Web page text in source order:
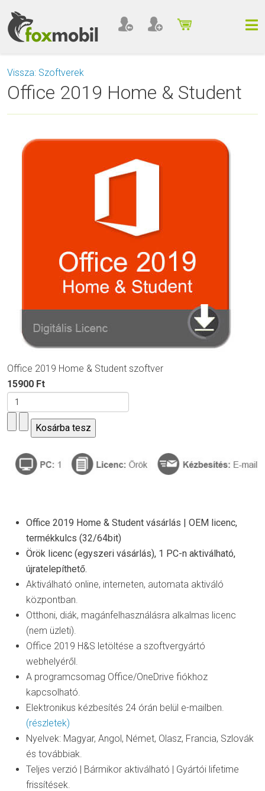
Vissza: Szoftverek
Office 2019 Home & Student
Office 2019 Home & Student szoftver
15900 Ft
Office 2019 Home & Student vásárlás | OEM licenc,
termékkulcs (32/64bit)
Örök licenc (egyszeri vásárlás), 1 PC-n aktiválható,
újratelepíthető.
Aktiválható online, interneten, automata aktiváló
központban.
Otthoni, diák, magánfelhasználásra alkalmas licenc
(nem üzleti).
Office 2019 H&S letöltése a szoftvergyártó
webhelyéről.
A programcsomag Office/OneDrive fiókhoz
kapcsolható.
Elektronikus kézbesítés 24 órán belül e-mailben.
(részletek)
Nyelvek: Magyar, Angol, Német, Olasz, Francia, Szlovák
és továbbiak.
Teljes verzió | Bármikor aktiválható | Gyártói lifetime
frissítések.